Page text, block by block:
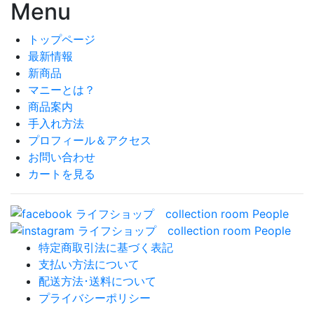
Menu
トップページ
最新情報
新商品
マニーとは？
商品案内
手入れ方法
プロフィール＆アクセス
お問い合わせ
カートを見る
特定商取引法に基づく表記
支払い方法について
配送方法･送料について
プライバシーポリシー